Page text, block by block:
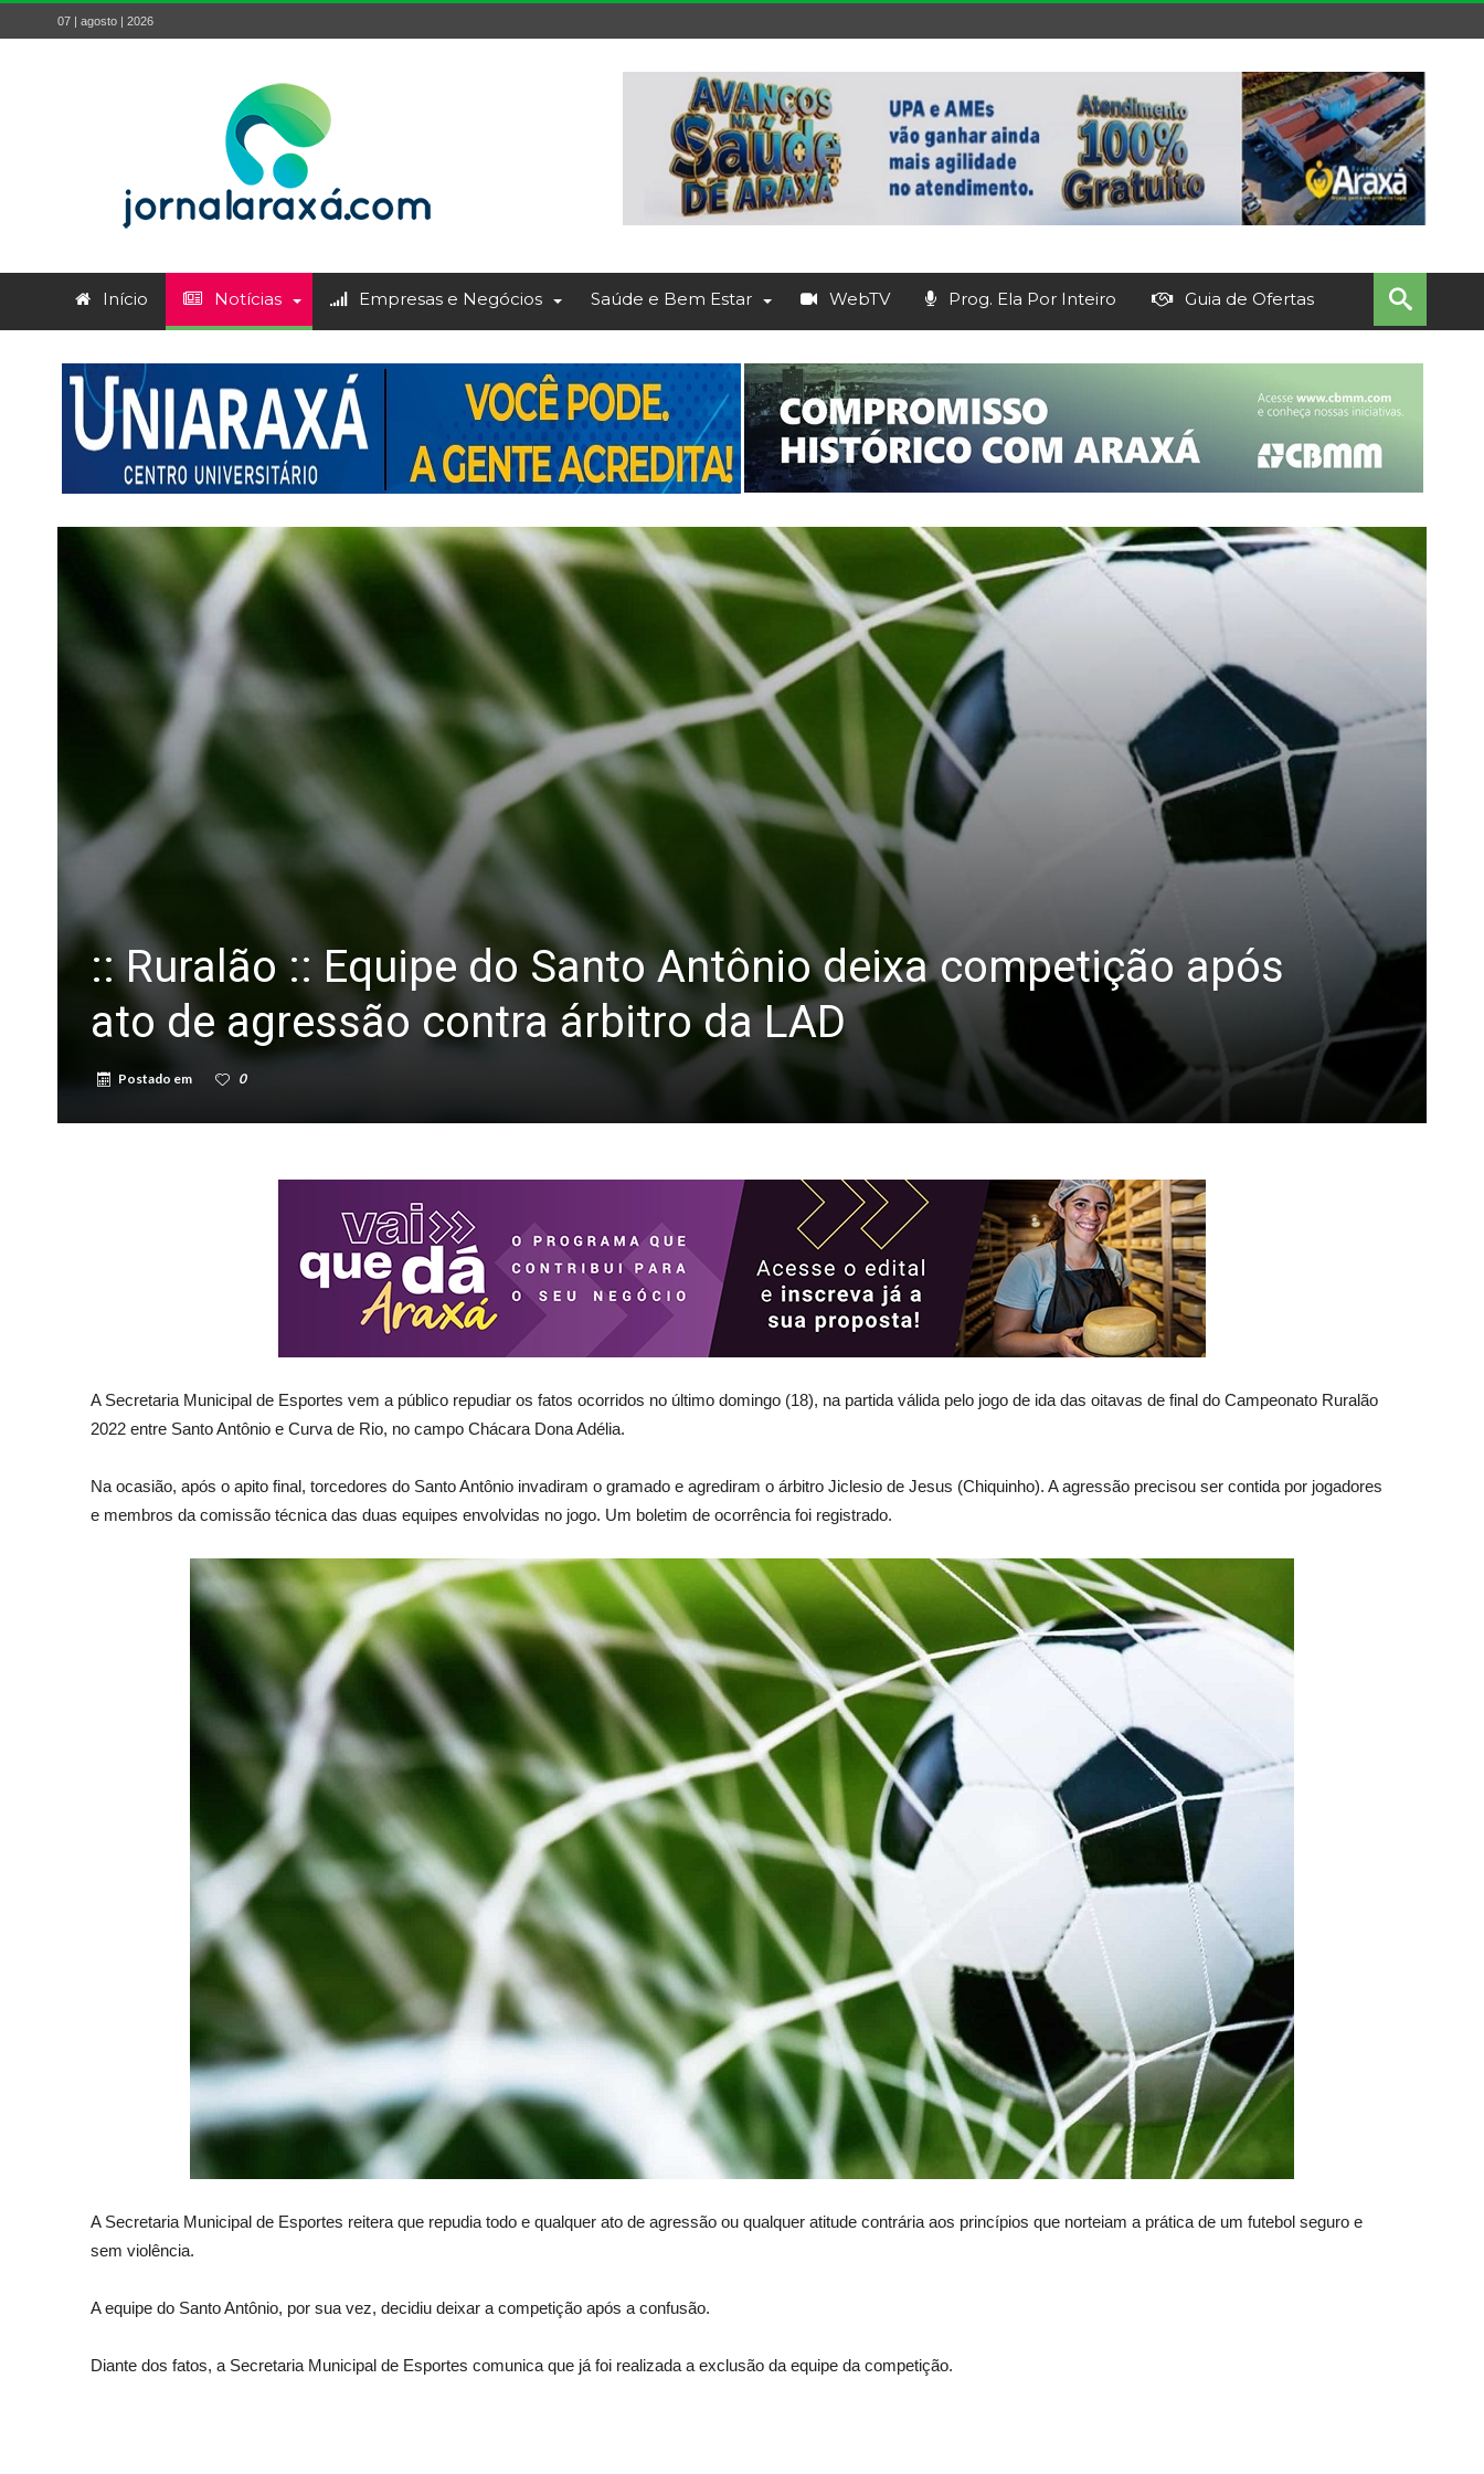
07 | agosto | 2026
Início Notícias Empresas e Negócios Saúde e Bem Estar WebTV Prog. Ela Por Inteiro Guia de Ofertas
:: Ruralão :: Equipe do Santo Antônio deixa competição após
ato de agressão contra árbitro da LAD
Postado em 0
A Secretaria Municipal de Esportes vem a público repudiar os fatos ocorridos no último domingo (18), na partida válida pelo jogo de ida das oitavas de final do Campeonato Ruralão
2022 entre Santo Antônio e Curva de Rio, no campo Chácara Dona Adélia.
Na ocasião, após o apito final, torcedores do Santo Antônio invadiram o gramado e agrediram o árbitro Jiclesio de Jesus (Chiquinho). A agressão precisou ser contida por jogadores
e membros da comissão técnica das duas equipes envolvidas no jogo. Um boletim de ocorrência foi registrado.
A Secretaria Municipal de Esportes reitera que repudia todo e qualquer ato de agressão ou qualquer atitude contrária aos princípios que norteiam a prática de um futebol seguro e
sem violência.
A equipe do Santo Antônio, por sua vez, decidiu deixar a competição após a confusão.
Diante dos fatos, a Secretaria Municipal de Esportes comunica que já foi realizada a exclusão da equipe da competição.